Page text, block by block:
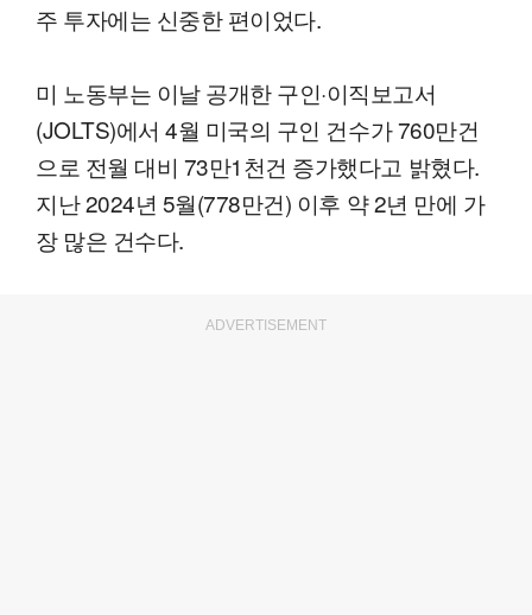
주 투자에는 신중한 편이었다.
미 노동부는 이날 공개한 구인·이직보고서
(JOLTS)에서 4월 미국의 구인 건수가 760만건
으로 전월 대비 73만1천건 증가했다고 밝혔다.
지난 2024년 5월(778만건) 이후 약 2년 만에 가
장 많은 건수다.
ADVERTISEMENT